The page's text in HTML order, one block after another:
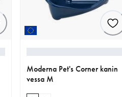
Moderna Pet's Corner kanin
vessa M